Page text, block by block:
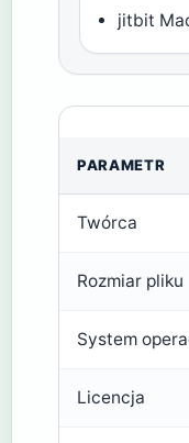
jitbit
PARAMETR
Twórca
Rozmiar pliku
System
Licencja